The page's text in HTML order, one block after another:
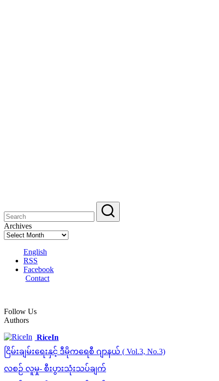
Archives
English
RSS
Facebook
Contact
Follow Us
Authors
RiceIn
ငြိမ်းချမ်းရေးနှင့် ဒီမိုကရေစီ ဂျာနယ် ( Vol.3, No.3)
လစဉ် လူမှု- စီးပွားသုံးသပ်ချက်